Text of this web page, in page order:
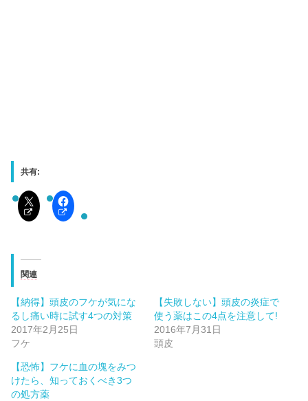
共有:
関連
【納得】頭皮のフケが気にな
るし痛い時に試す4つの対策
2017年2月25日
フケ
【失敗しない】頭皮の炎症で
使う薬はこの4点を注意して!
2016年7月31日
頭皮
【恐怖】フケに血の塊をみつ
けたら、知っておくべき3つ
の処方薬